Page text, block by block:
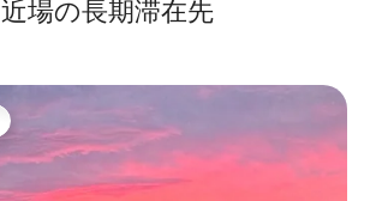
近場の長期滞在先